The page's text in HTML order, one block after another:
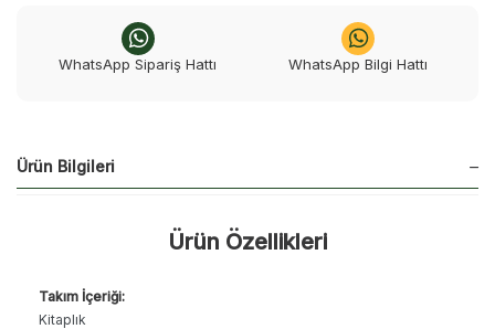
WhatsApp Sipariş Hattı WhatsApp Bilgi Hattı
Ürün Bilgileri
Ürün Özellikleri
Takım İçeriği:
Kitaplık